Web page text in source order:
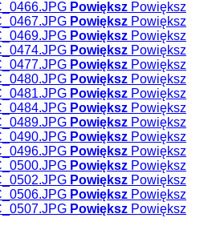
Powiększ Powiększ
Powiększ Powiększ
Powiększ Powiększ
Powiększ Powiększ
Powiększ Powiększ
Powiększ Powiększ
Powiększ Powiększ
Powiększ Powiększ
Powiększ Powiększ
Powiększ Powiększ
Powiększ Powiększ
Powiększ Powiększ
Powiększ Powiększ
Powiększ Powiększ
Powiększ Powiększ